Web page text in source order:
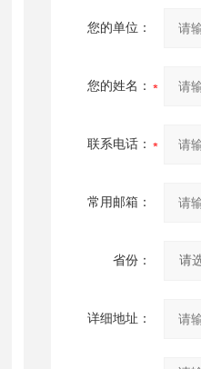
您的单位：
您的姓名：
联系电话：
常用邮箱：
省份：
详细地址：